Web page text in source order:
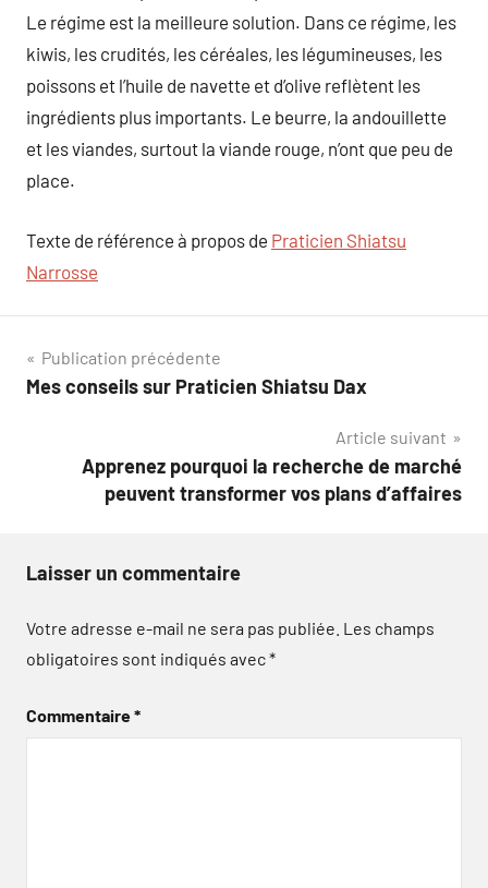
Le régime est la meilleure solution. Dans ce régime, les
kiwis, les crudités, les céréales, les légumineuses, les
poissons et l’huile de navette et d’olive reflètent les
ingrédients plus importants. Le beurre, la andouillette
et les viandes, surtout la viande rouge, n’ont que peu de
place.
Texte de référence à propos de Praticien Shiatsu
Narrosse
Navigation
de
Publication précédente
Mes conseils sur Praticien Shiatsu Dax
Article suivant
Apprenez pourquoi la recherche de marché
peuvent transformer vos plans d’affaires
Laisser un commentaire
Votre adresse e-mail ne sera pas publiée. Les champs
obligatoires sont indiqués avec*
Commentaire*